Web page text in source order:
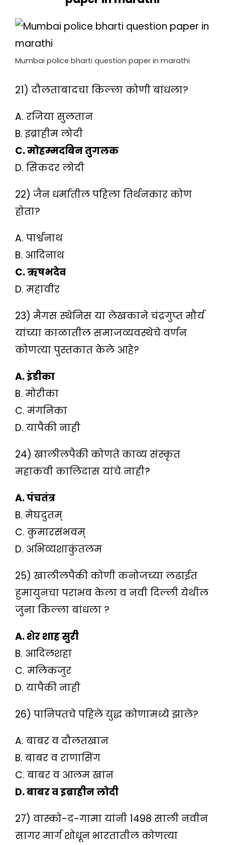
Mumbai police bharti question paper in marathi
21) दौलताबादचा किल्ला कोणी बांधला?
A. रजिया सुलतान
B. इब्राहीम लोदी
C. मोहम्मदबिन तुगलक
D. सिकदर लोदी
22) जैन धर्मातील पहिला तिर्थनकार कोण
होता?
A. पार्श्वनाथ
B. आदिनाथ
C. ऋषभदेव
D. महावीर
23) मैगस स्थेनिस या लेखकाने चंद्रगुप्त मौर्य
यांच्या काळातील समाजव्यवस्थेचे वर्णन
कोणत्या पुस्तकात केले आहे?
A. इंडीका
B. मोरीका
C. मंगनिका
D. यापैकी नाही
24) खालीलपैकी कोणते काव्य संस्कृत
महाकवी कालिदास यांचे नाही?
A. पंचतंत्र
B. मेघदुतम्
C. कुमारसंभवम्
D. अभिव्यशाकुंतलम
25) खालीलपैकी कोणी कनोजच्या लढाईत
हुमायुनचा पराभव केला व नवी दिल्ली येथील
जुना किल्ला बांधला ?
A. शेर शाह सुरी
B. आदिलशहा
C. मलिकजुर
D. यापैकी नाही
26) पानिपतचे पहिले युद्ध कोणामध्ये झाले?
A. बाबर व दौलतखान
B. बाबर व राणासिंग
C. बाबर व आलम खान
D. बाबर व इब्राहीन लोदी
27) वास्को-द-गामा यांनी 1498 साली नवीन
सागर मार्ग शोधून भारतातील कोणत्या